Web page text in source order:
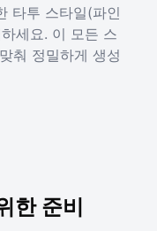
타투 스타일(파인
세요. 이 모든 스
춰 정밀하게 생성
한 준비